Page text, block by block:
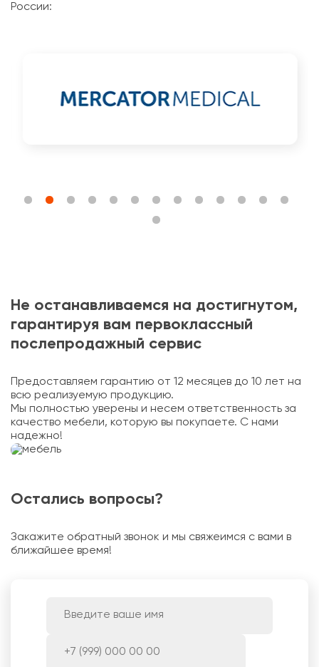
России:
Не останавливаемся на достигнутом,
гарантируя вам первоклассный
послепродажный сервис
Предоставляем гарантию от 12 месяцев до 10 лет на
всю реализуемую продукцию.
Мы полностью уверены и несем ответственность за
качество мебели, которую вы покупаете. С нами
надежно!
Остались вопросы?
Закажите обратный звонок и мы свяжеимся с вами в
ближайшее время!